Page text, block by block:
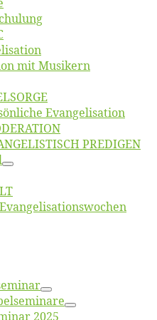
mit Musikern
Evangelisation
PREDIGEN
2025